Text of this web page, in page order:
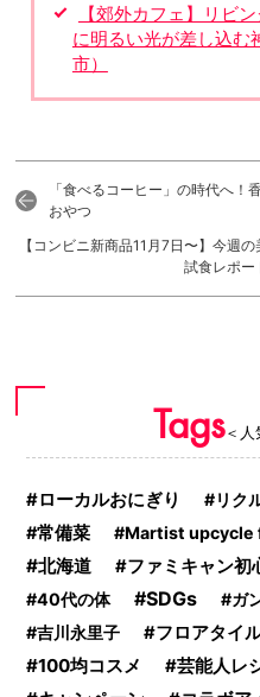
【郊外カフェ】リビ
に明るい光が差し込む
市）
「食べるコーヒー」の時代へ
おやつ
【コンビニ新商品11月7日〜】今週
試食レポー
Tags＜人
ローカルおにぎり リク
常備菜 Martist upcycle
北海道 ファミキャン初
40代の体 SDGs ガ
吉川永里子 フロアタイ
100均コスメ 芸能人レ